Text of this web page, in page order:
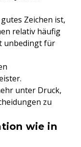
Zeichen ist,
relativ häufig
unbedingt für
unter Druck,
zu
wie in